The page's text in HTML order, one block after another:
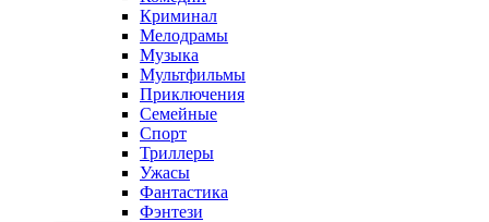
Криминал
Мелодрамы
Музыка
Мультфильмы
Приключения
Семейные
Спорт
Триллеры
Ужасы
Фантастика
Фэнтези